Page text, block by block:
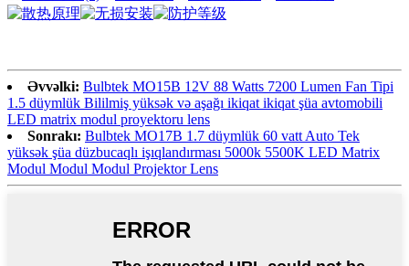
Əvvəlki: Bulbtek MO15B 12V 88 Watts 7200 Lumen Fan Tipi
1.5 düymlük Bililmiş yüksək və aşağı ikiqat ikiqat şüa avtomobili
LED matrix modul proyektoru lens
Sonrakı: Bulbtek MO17B 1.7 düymlük 60 vatt Auto Tek
yüksək şüa düzbucaqlı işıqlandırması 5000k 5500K LED Matrix
Modul Modul Modul Projektor Lens